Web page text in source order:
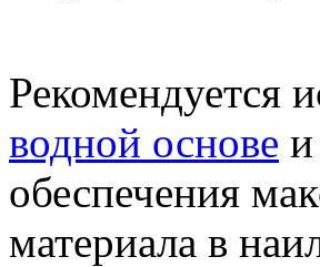
Рекомендуется
водной основе и
обеспечения
материала в